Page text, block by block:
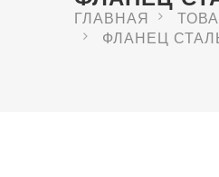
ГЛАВНАЯ
ФЛАНЕЦ